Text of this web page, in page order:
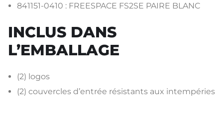
841151-0410 : FREESPACE FS2SE PAIRE BLANC
INCLUS DANS
L’EMBALLAGE
(2) logos
(2) couvercles d’entrée résistants aux intempéries